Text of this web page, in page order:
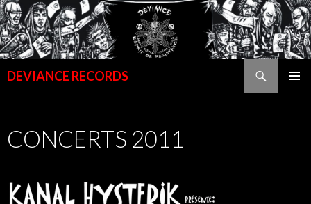
DEVIANCE RECORDS
PRINCIPAL
CONCERTS 2011